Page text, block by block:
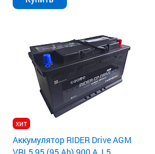
хит
Аккумулятор RIDER Drive AGM